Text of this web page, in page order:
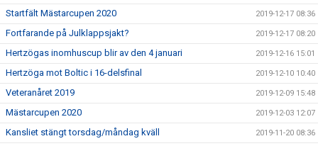
Startfält Mästarcupen 2020 2019-12-17 08:36
Fortfarande på Julklappsjakt? 2019-12-17 08:20
Hertzögas inomhuscup blir av den 4 januari 2019-12-16 15:01
Hertzöga mot Boltic i 16-delsfinal 2019-12-10 10:40
Veteranåret 2019 2019-12-09 15:48
Mästarcupen 2020 2019-12-03 12:07
Kansliet stängt torsdag/måndag kväll 2019-11-20 08:36